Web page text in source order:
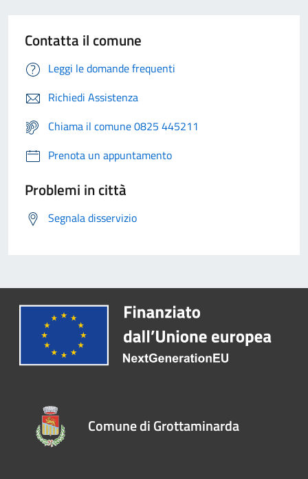
Contatta il comune
Leggi le domande frequenti
Richiedi Assistenza
Chiama il comune 0825 445211
Prenota un appuntamento
Problemi in città
Segnala disservizio
Comune di Grottaminarda